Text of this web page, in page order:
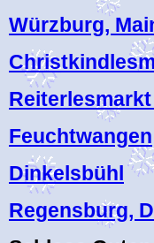
Würzburg,
Feuchtwangen
Dinkelsbühl
Regensburg,